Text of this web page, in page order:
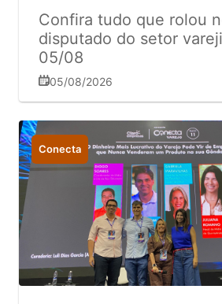
Confira tudo que rolou
disputado do setor
05/08
05/08/2026
Conecta